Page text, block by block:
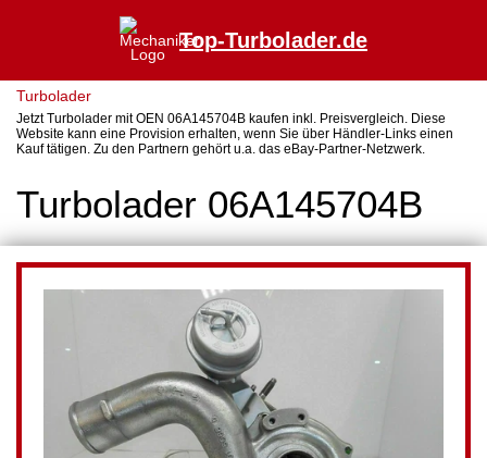
Top-Turbolader.de
Turbolader
Jetzt Turbolader mit OEN 06A145704B kaufen inkl. Preisvergleich. Diese
Website kann eine Provision erhalten, wenn Sie über Händler-Links einen
Kauf tätigen. Zu den Partnern gehört u.a. das eBay-Partner-Netzwerk.
Turbolader 06A145704B